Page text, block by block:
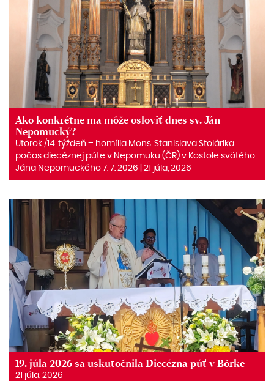
Ako konkrétne ma môže osloviť dnes sv. Ján
Nepomucký?
Utorok /14. týždeň – homília Mons. Stanislava Stolárika
počas diecéznej púte v Nepomuku (ČR) v Kostole svätého
Jána Nepomuckého 7. 7. 2026 | 21 júla, 2026
19. júla 2026 sa uskutočnila Diecézna púť v Bôrke
21 júla, 2026